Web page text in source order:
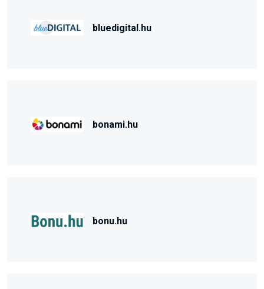
bluedigital.hu
bonami.hu
bonu.hu